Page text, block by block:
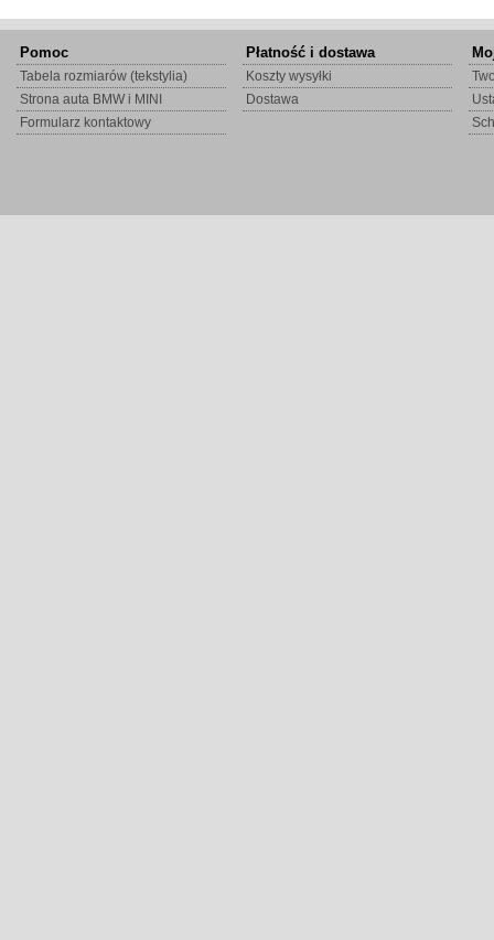
Pomoc
Tabela rozmiarów (tekstylia)
Strona auta BMW i MINI
Formularz kontaktowy
Płatność i dostawa
Koszty wysyłki
Dostawa